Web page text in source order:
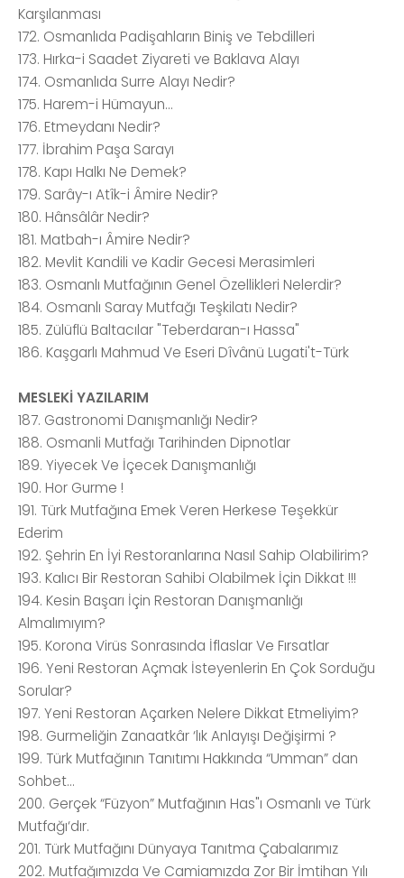
Karşılanması
172. Osmanlıda Padişahların Biniş ve Tebdilleri
173. Hırka-i Saadet Ziyareti ve Baklava Alayı
174. Osmanlıda Surre Alayı Nedir?
175. Harem-i Hümayun...
176. Etmeydanı Nedir?
177. İbrahim Paşa Sarayı
178. Kapı Halkı Ne Demek?
179. Sarây-ı Atîk-i Âmire Nedir?
180. Hânsâlâr Nedir?
181. Matbah-ı Âmire Nedir?
182. Mevlit Kandili ve Kadir Gecesi Merasimleri
183. Osmanlı Mutfağının Genel Özellikleri Nelerdir?
184. Osmanlı Saray Mutfağı Teşkilatı Nedir?
185. Zülüflü Baltacılar "Teberdaran-ı Hassa"
186. Kaşgarlı Mahmud Ve Eseri Dîvânü Lugati't-Türk
MESLEKİ YAZILARIM
187. Gastronomi Danışmanlığı Nedir?
188. Osmanli Mutfağı Tarihinden Dipnotlar
189. Yiyecek Ve İçecek Danışmanlığı
190. Hor Gurme !
191. Türk Mutfağına Emek Veren Herkese Teşekkür
Ederim
192. Şehrin En İyi Restoranlarına Nasıl Sahip Olabilirim?
193. Kalıcı Bir Restoran Sahibi Olabilmek İçin Dikkat !!!
194. Kesin Başarı İçin Restoran Danışmanlığı
Almalımıyım?
195. Korona Virüs Sonrasında İflaslar Ve Fırsatlar
196. Yeni Restoran Açmak İsteyenlerin En Çok Sorduğu
Sorular?
197. Yeni Restoran Açarken Nelere Dikkat Etmeliyim?
198. Gurmeliğin Zanaatkâr ‘lık Anlayışı Değişirmi ?
199. Türk Mutfağının Tanıtımı Hakkında “Umman” dan
Sohbet...
200. Gerçek “Füzyon” Mutfağının Has"ı Osmanlı ve Türk
Mutfağı‘dır.
201. Türk Mutfağını Dünyaya Tanıtma Çabalarımız
202. Mutfağımızda Ve Camiamızda Zor Bir İmtihan Yılı